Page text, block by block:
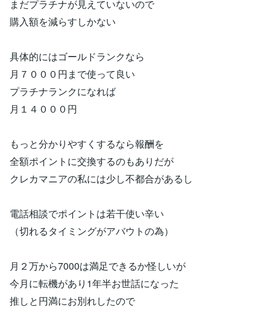
まだプラチナが見えていないので
購入額を減らすしかない
具体的にはゴールドランクなら
月７０００円まで使って良い
プラチナランクになれば
月１４０００円
もっと分かりやすくするなら報酬を
全額ポイントに交換するのもありだが
クレカマニアの私には少し不都合があるし
電話相談でポイントは若干使い辛い
（切れるタイミングがアバウトの為）
月２万から7000は満足できるか怪しいが
今月に転機があり1年半お世話になった
推しと円満にお別れしたので